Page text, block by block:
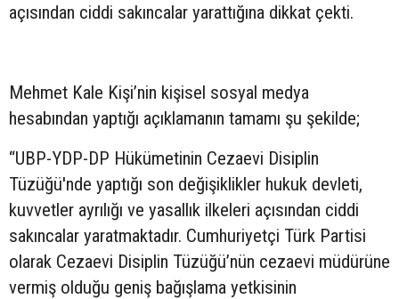
açısından ciddi sakıncalar yarattığına dikkat çekti.
Mehmet Kale Kişi’nin kişisel sosyal medya
hesabından yaptığı açıklamanın tamamı şu şekilde;
“UBP-YDP-DP Hükümetinin Cezaevi Disiplin
Tüzüğü'nde yaptığı son değişiklikler hukuk devleti,
kuvvetler ayrılığı ve yasallık ilkeleri açısından ciddi
sakıncalar yaratmaktadır. Cumhuriyetçi Türk Partisi
olarak Cezaevi Disiplin Tüzüğü’nün cezaevi müdürüne
vermiş olduğu geniş bağışlama yetkisinin